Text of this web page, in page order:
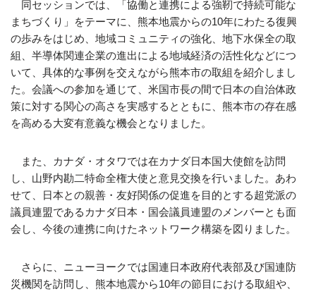
同セッションでは、「協働と連携による強靭で持続可能な
まちづくり」をテーマに、熊本地震からの10年にわたる復興
の歩みをはじめ、地域コミュニティの強化、地下水保全の取
組、半導体関連企業の進出による地域経済の活性化などにつ
いて、具体的な事例を交えながら熊本市の取組を紹介しまし
た。会議への参加を通じて、米国市長の間で日本の自治体政
策に対する関心の高さを実感するとともに、熊本市の存在感
を高める大変有意義な機会となりました。
また、カナダ・オタワでは在カナダ日本国大使館を訪問
し、山野内勘二特命全権大使と意見交換を行いました。あわ
せて、日本との親善・友好関係の促進を目的とする超党派の
議員連盟であるカナダ日本・国会議員連盟のメンバーとも面
会し、今後の連携に向けたネットワーク構築を図りました。
さらに、ニューヨークでは国連日本政府代表部及び国連防
災機関を訪問し、熊本地震から10年の節目における取組や、